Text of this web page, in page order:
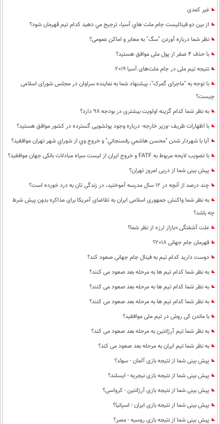
غیر کمدی
از بين دو فيناليست جام ملت هاي آسيا، ترجيح مي دهيد كدام تيم قهرمان شود؟
نظر شما درباره آوردن "سگ" به معابر و اماکن عمومی؟
با حذف 4 صفر از پول ملی موافق هستید؟
نتیجه تیم ملی در جام ملت‌های آسیا 2019
با توجه به "ماجرای گمرک"، پیشنهاد شما به نماینده سراوان در مجلس شورای اسلامی
چیست؟
به نظر شما كدام گزینه اولویت بیشتری در بودجه 98 دارد؟
با اظهارات ظریف -وزیر خارجه- درباره وجود پولشویی گسترده در کشور موافق هستید؟
آيا با شهردار شدن "محسن هاشمي رفسنجاني" و خروج وي از شوراي شهر تهران موافقيد؟
با تصویب لایحه مربوط به FATF و خروج ایران از لیست سیاه مبادلات بانکی جهان موافقید؟
پیش بینی شما از دربی امروز تهران؟
چند درصد از آنچه در 12 سال مدرسه آموختید، در زندگی تان به درد خورده است؟
به نظر شما واکنش جمهوری اسلامی ایران به تقاضای آمریکا برای مذاکره بدون پیش شرط
چه باشد؟
علت آشفتگی «بازار ارز» از نظر شما؟
قهرمان جام جهانی 2018؟
دوست دارید کدام تیم به فینال جام جهانی صعود کند؟
به نظر شما کدام تیم ها به مرحله بعد صعود می کنند؟
به نظر شما کدام تیم ها به مرحله بعد صعود می کنند؟
به نظر شما کدام تیم ها به مرحله بعد صعود می کنند؟
با ماندن کی روش در تیم ملی موافقید؟
به نظر شما تیم آرژانتین به مرحله بعد صعود می کند؟
به نظر شما تیم ایران به مرحله بعد صعود می کند؟
پیش بینی شما از نتیجه بازی آلمان - سوئد؟
پیش بینی شما از نتیجه بازی نیجریه - ایسلند؟
پیش بینی شما از نتیجه بازی آرژانتین - کرواسی؟
پیش بینی شما از نتیجه بازی ایران - اسپانیا؟
پیش بینی شما از نتیجه بازی روسیه - مصر؟